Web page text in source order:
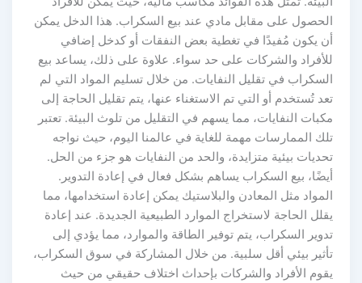
الحصول على مقابل مادي عند بيع السكراب. هذا الدخل يمكن
أن يكون مُفيدًا في تغطية بعض النفقات أو كدخل إضافي
للأفراد والشركات على حد سواء. علاوة على ذلك، يساعد بيع
السكراب في تقليل النفايات. من خلال تسليم المواد التي لم
تعد تُستخدم أو التي تم الاستغناء عنها، يتم تقليل الحاجة إلى
مكبات النفايات، مما يسهم في التقليل من تلوث البيئة. تعتبر
تلك الممارسات مهمة للغاية في عالمنا اليوم، حيث نواجه
تحديات بيئية متزايدة، والحد من النفايات هو جزء من الحل.
أيضًا، بيع السكراب يساهم بشكل فعال في إعادة التدوير.
المواد مثل المعادن والبلاستيك يمكن إعادة استخدامها، مما
يقلل الحاجة لاستخراج الموارد الطبيعية الجديدة. عند إعادة
تدوير السكراب، يتم توفير الطاقة والموارد، مما يؤدي إلى
تأثير بيئي أقل سلبية. من خلال المشاركة في سوق السكراب،
يقوم الأفراد والشركات بإحداث اختلاف حقيقي من حيث